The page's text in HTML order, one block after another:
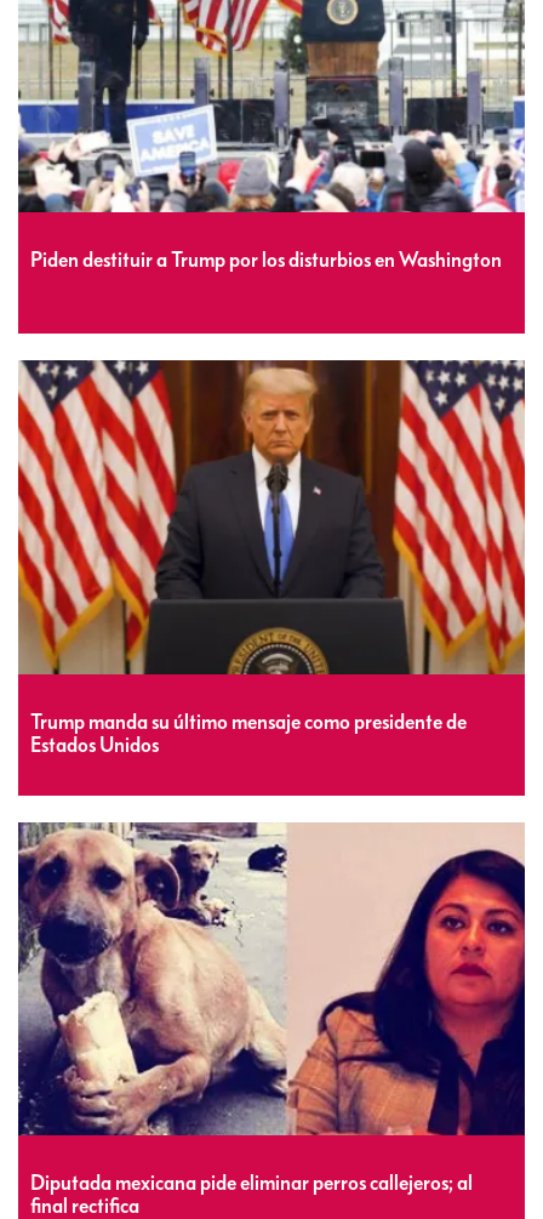
Piden destituir a Trump por los disturbios en Washington
Trump manda su último mensaje como presidente de
Estados Unidos
Diputada mexicana pide eliminar perros callejeros; al
final rectifica